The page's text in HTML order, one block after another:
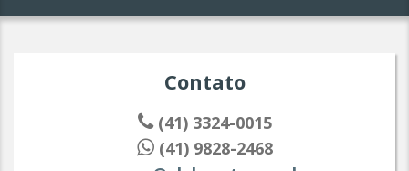
Contato
(41) 3324-0015
(41) 9828-2468